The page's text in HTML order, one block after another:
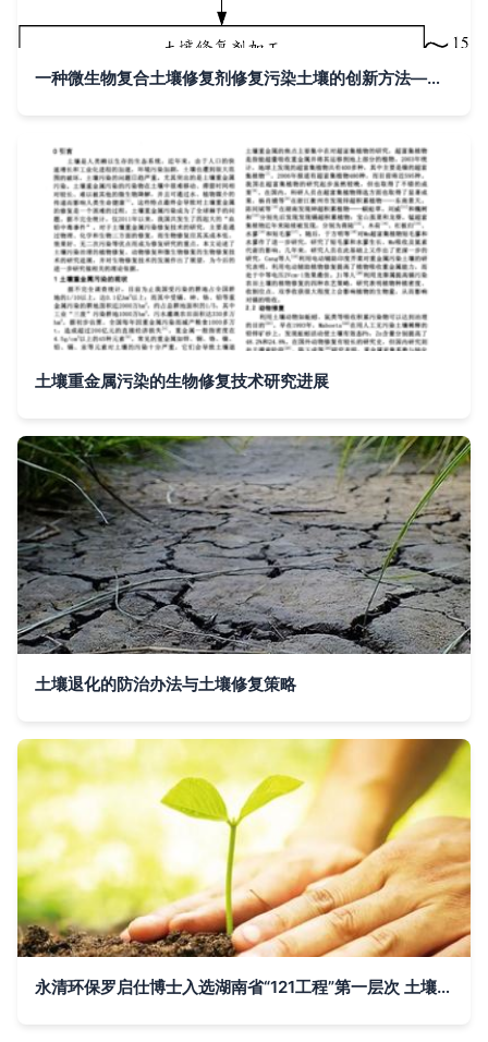
一种微生物复合土壤修复剂修复污染土壤的创新方法——基于专有技术的专利解析
土壤重金属污染的生物修复技术研究进展
土壤退化的防治办法与土壤修复策略
永清环保罗启仕博士入选湖南省“121工程”第一层次 土壤修复领域的杰出代表